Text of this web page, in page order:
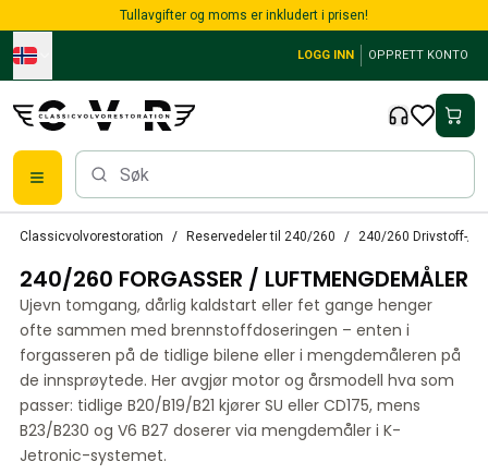
Skip to main contentTullavgifter og moms er inkludert i prisen!
LOGG INN OPPRETT KONTO
Reservedeler til PV/Duett
PV/Duett Bremssystem
PV/Duett Drivstoff/avgassystem
PV/Duett Elsystem
PV/Duett Forstilling
PV/Duett Interiør
PV/Duett Karosseri
PV/Duett Kraftoverføring/bakaksel
Classicvolvorestoration Reservedeler til 240/260 240/260 Drivstoff-/
240/260 FORGASSER / LUFTMENGDEMÅLER
Ujevn tomgang, dårlig kaldstart eller fet gange henger
ofte sammen med brennstoffdoseringen – enten i
forgasseren på de tidlige bilene eller i mengdemåleren på
de innsprøytede. Her avgjør motor og årsmodell hva som
passer: tidlige B20/B19/B21 kjører SU eller CD175, mens
B23/B230 og V6 B27 doserer via mengdemåler i K-
Jetronic-systemet.